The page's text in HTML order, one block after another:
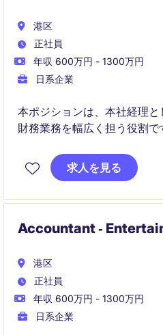
港区
正社員
年収 600万円 - 1300万円
日系企業
本ポジションは、本社経理と
財務業務を幅広く担う役割
題に取り組みながら事業成
求人を見る
Accountant ‐
港区
正社員
年収 600万円 - 1300万円
日系企業